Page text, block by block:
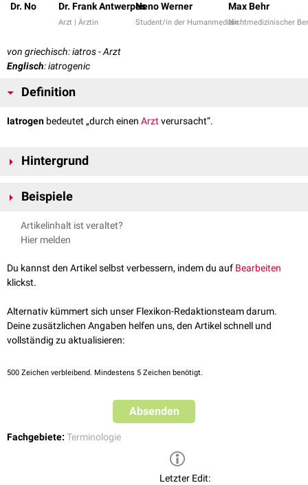
Dr. No Dr. Frank Antwerpes
Arzt | Ärztin
Neno Werner
Student/in der Humanmedizin
Max Behr
Nichtmedizinischer
von griechisch: iatros - Arzt
Englisch: iatrogenic
Definition
Iatrogen bedeutet „durch einen Arztverursacht“.
Hintergrund
Gesundheitsschäden oder Krankheiten, die durch ärztliche
einParavasat oder medikamentöse
Künstliche Körperstrukturen, die vom Arzt
z.B. einDialyseshunt.
Beispiele
Iatrogenes Cushing-Syndrom
Glukokortikoiden
von zu langem Stauen der Venen bei der
Blutentnahme
fälschlicherweise diagnostizierte
Hyperkaliämie
Artikelinhalt ist veraltet?
Hier melden
Du kannst den Artikel selbst verbessern, indem du auf Bearbeiten
klickst.
Alternativ kümmert sich unser Flexikon-Redaktionsteam darum.
Deine zusätzlichen Angaben helfen uns, den Artikel schnell und
vollständig zu aktualisieren:
500 Zeichen verbleibend. Mindestens 5 Zeichen benötigt.
Absenden
Fachgebiete: Terminologie
Letzter Edit: